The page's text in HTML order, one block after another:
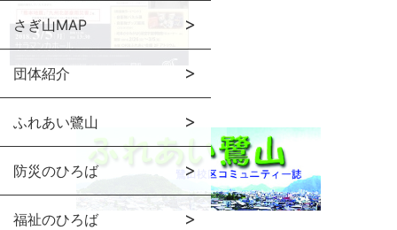
さぎ山MAP
団体紹介
ふれあい鷺山
防災のひろば
福祉のひろば